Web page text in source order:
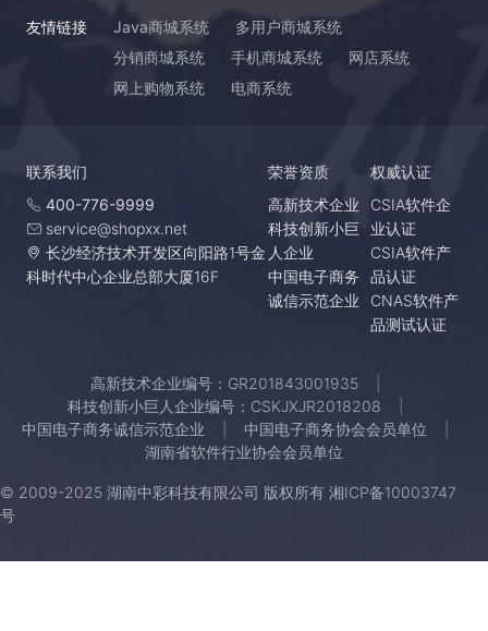
友情链接 Java商城系统
多用户商城系统
分销商城系统
手机商城系统
网店系统
网上购物系统
电商系统
联系我们
400-776-9999
service@shopxx.net
长沙经济技术开发区向阳路1号金
科时代中心企业总部大厦16F
荣誉资质
高新技术企业
科技创新小巨
人企业
中国电子商务
诚信示范企业
权威认证
CSIA软件企
业认证
CSIA软件产
品认证
CNAS软件产
品测试认证
高新技术企业编号：GR201843001935
科技创新小巨人企业编号：CSKJXJR2018208
中国电子商务诚信示范企业
中国电子商务协会会员单位
湖南省软件行业协会会员单位
© 2009-2025 湖南中彩科技有限公司 版权所有 湘ICP备10003747
号